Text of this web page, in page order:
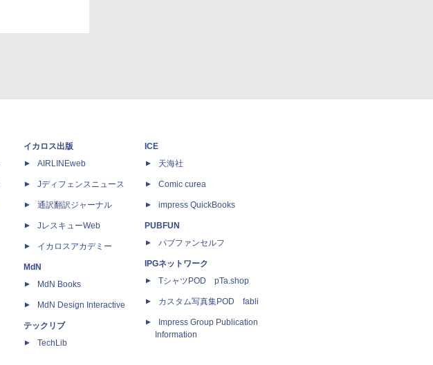
イカロス出版
AIRLINEweb
Jディフェンスニュース
通訳翻訳ジャーナル
JレスキューWeb
イカロスアカデミー
MdN
MdN Books
MdN Design Interactive
テックリブ
TechLib
ICE
天海社
Comic curea
impress QuickBooks
PUBFUN
パブファンセルフ
IPGネットワーク
TシャツPOD pTa.shop
カスタム写真集POD fabli
Impress Group Publication
Information